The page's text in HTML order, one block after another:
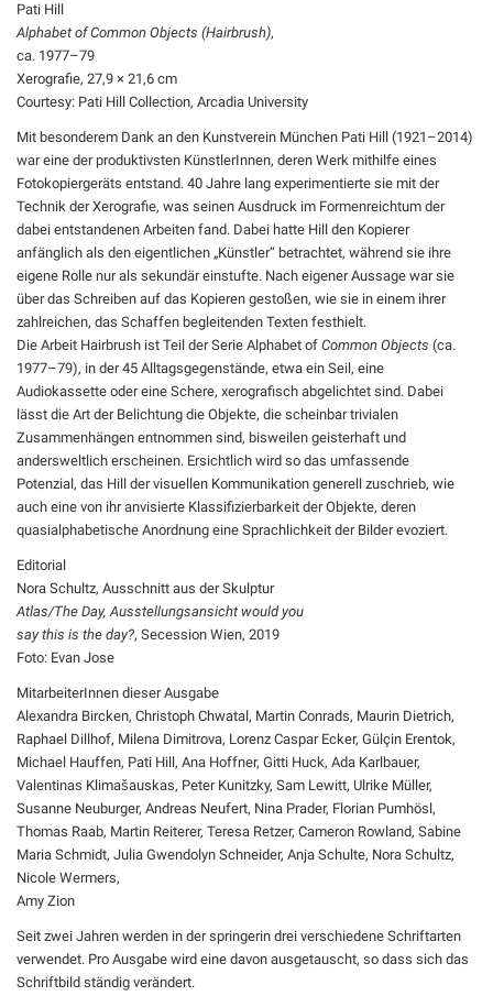
Pati Hill
Alphabet of Common Objects (Hairbrush),
ca. 1977–79
Xerografie, 27,9 × 21,6 cm
Courtesy: Pati Hill Collection, Arcadia University
Mit besonderem Dank an den Kunstverein München Pati Hill (1921–2014)
war eine der produktivsten KünstlerInnen, deren Werk mithilfe eines
Fotokopiergeräts entstand. 40 Jahre lang experimentierte sie mit der
Technik der Xerografie, was seinen Ausdruck im Formenreichtum der
dabei entstandenen Arbeiten fand. Dabei hatte Hill den Kopierer
anfänglich als den eigentlichen „Künstler“ betrachtet, während sie ihre
eigene Rolle nur als sekundär einstufte. Nach eigener Aussage war sie
über das Schreiben auf das Kopieren gestoßen, wie sie in einem ihrer
zahlreichen, das Schaffen begleitenden Texten festhielt.
Die Arbeit Hairbrush ist Teil der Serie Alphabet of Common Objects (ca.
1977–79), in der 45 Alltagsgegenstände, etwa ein Seil, eine
Audiokassette oder eine Schere, xerografisch abgelichtet sind. Dabei
lässt die Art der Belichtung die Objekte, die scheinbar trivialen
Zusammenhängen entnommen sind, bisweilen geisterhaft und
andersweltlich erscheinen. Ersichtlich wird so das umfassende
Potenzial, das Hill der visuellen Kommunikation generell zuschrieb, wie
auch eine von ihr anvisierte Klassifizierbarkeit der Objekte, deren
quasialphabetische Anordnung eine Sprachlichkeit der Bilder evoziert.
Editorial
Nora Schultz, Ausschnitt aus der Skulptur
Atlas/The Day, Ausstellungsansicht would you
say this is the day?, Secession Wien, 2019
Foto: Evan Jose
MitarbeiterInnen dieser Ausgabe
Alexandra Bircken, Christoph Chwatal, Martin Conrads, Maurin Dietrich,
Raphael Dillhof, Milena Dimitrova, Lorenz Caspar Ecker, Gülçin Erentok,
Michael Hauffen, Pati Hill, Ana Hoffner, Gitti Huck, Ada Karlbauer,
Valentinas Klimašauskas, Peter Kunitzky, Sam Lewitt, Ulrike Müller,
Susanne Neuburger, Andreas Neufert, Nina Prader, Florian Pumhösl,
Thomas Raab, Martin Reiterer, Teresa Retzer, Cameron Rowland, Sabine
Maria Schmidt, Julia Gwendolyn Schneider, Anja Schulte, Nora Schultz,
Nicole Wermers,
Amy Zion
Seit zwei Jahren werden in der springerin drei verschiedene Schriftarten
verwendet. Pro Ausgabe wird eine davon ausgetauscht, so dass sich das
Schriftbild ständig verändert.